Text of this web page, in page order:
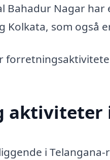
Bahadur Nagar
Kolkata, som også
aktiviteter
i